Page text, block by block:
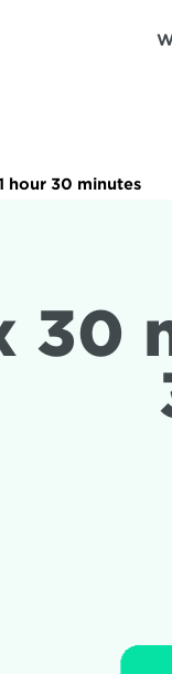
hour 30 minutes
30